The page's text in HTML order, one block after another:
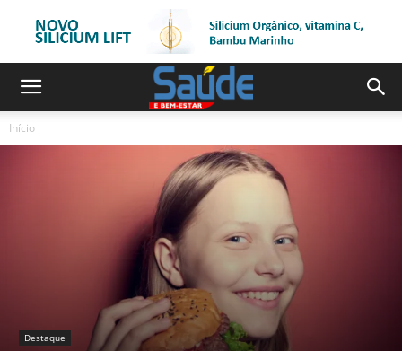
Início
Destaque